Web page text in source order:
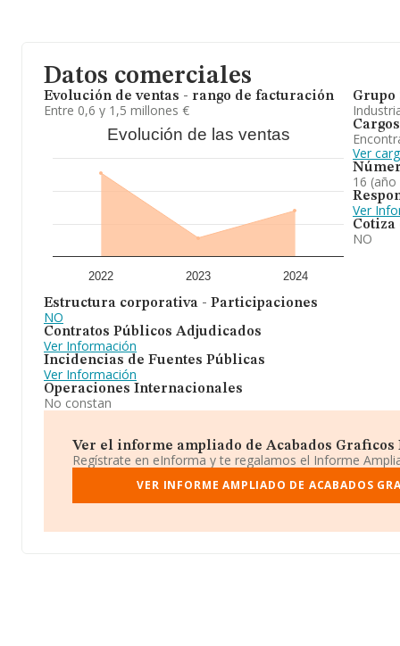
Datos comerciales
Evolución de ventas - rango de facturación
Entre 0,6 y 1,5 millones €
Evolución de las ventas
2022 2023 2024
Estructura corporativa - Participaciones
NO
Contratos Públicos Adjudicados
Ver Información
Incidencias de Fuentes Públicas
Ver Información
Operaciones Internacionales
No constan
Grupo
Cargos
Ver
16 (año
Ver
Cotiza
NO
Ver el informe ampliado de Acabados Graficos
Regístrate en eInforma y te regalamos el Informe
VER INFORME AMPLIADO DE ACABADOS